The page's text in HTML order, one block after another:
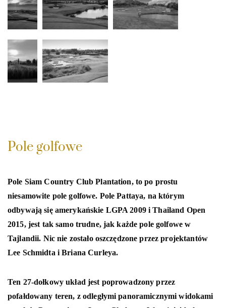
Pole golfowe
Pole Siam Country Club Plantation, to po prostu
niesamowite pole golfowe. Pole Pattaya, na którym
odbywają się amerykańskie LGPA 2009 i Thailand Open
2015, jest tak samo trudne, jak każde pole golfowe w
Tajlandii. Nic nie zostało oszczędzone przez projektantów
Lee Schmidta i Briana Curleya.
Ten 27-dołkowy układ jest poprowadzony przez
pofałdowany teren, z odległymi panoramicznymi widokami